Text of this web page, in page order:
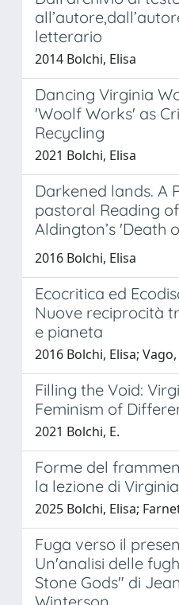
letterario
2014 Bolchi, Elisa
Dancing Virginia
'Woolf Works' as
Recycling
2021 Bolchi, Elisa
Darkened lands. A
pastoral Reading
Aldington’s 'Death
2016 Bolchi, Elisa
Ecocritica ed
Nuove reciprocità
e pianeta
2016 Bolchi, Elisa;
Filling the Void:
Feminism of
2021 Bolchi, E.
Forme del
la lezione di
2025 Bolchi, Elisa;
Fuga verso il
Un'analisi delle
Stone Gods" di